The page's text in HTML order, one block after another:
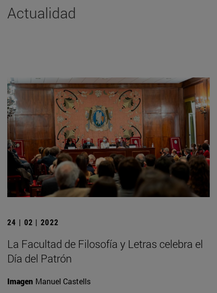
Actualidad
24 | 02 | 2022
La Facultad de Filosofía y Letras celebra el
Día del Patrón
Imagen Manuel Castells